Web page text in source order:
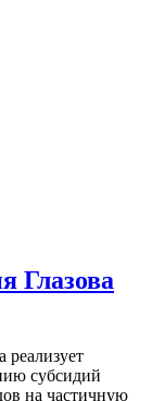
Глазова
реализует
субсидий
на частичную